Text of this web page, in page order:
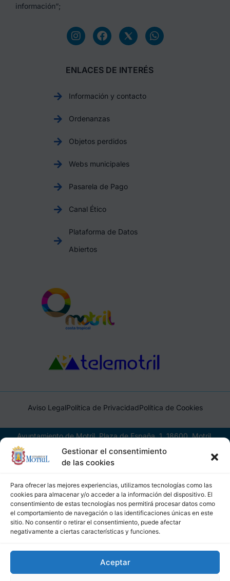
Gestionar el consentimiento
de las cookies
Para ofrecer las mejores experiencias, utilizamos tecnologías como las
cookies para almacenar y/o acceder a la información del dispositivo. El
consentimiento de estas tecnologías nos permitirá procesar datos como
el comportamiento de navegación o las identificaciones únicas en este
sitio. No consentir o retirar el consentimiento, puede afectar
negativamente a ciertas características y funciones.
Aceptar
información”;
ENLACES DE INTERÉS
Información y contacto
Ordenanzas
Objetos perdidos
Webs municipales
Pasarela de Pago
Canal Ético
Plataforma de Datos
Abiertos
Aviso LegalPolítica de PrivacidadPolítica de Cookies
Ayuntamiento de Motril, Plaza de España, 1, 18600, Motril,
(Granada), CIF: P1814200J, DIR3: L01181400